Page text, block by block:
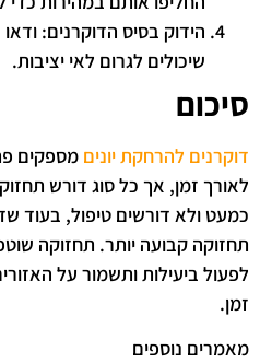
הידוק בסיס הדוקרנים:
שיכולים לגרום לאי יציבות.
סיכום
דוקרנים להרחקת יונים מספקים
לאורך זמן, אך כל סוג דורש
כמעט ולא דורשים טיפול, בעוד
תחזוקה קבועה יותר. תחזוקה
לפעול ביעילות ותשמור על
זמן.
מאמרים נוספים